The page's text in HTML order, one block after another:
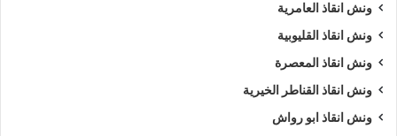
ونش انقاذ العامرية
ونش انقاذ القليوبية
ونش انقاذ المعصرة
ونش انقاذ القناطر الخيرية
ونش انقاذ ابو رواش